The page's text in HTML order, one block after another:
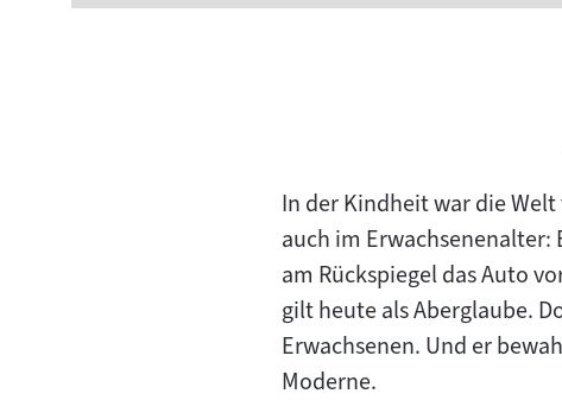
In der Kindheit war die
auch im
am Rückspiegel das Auto
gilt heute als Aberglaube.
Erwachsenen. Und er
Moderne.